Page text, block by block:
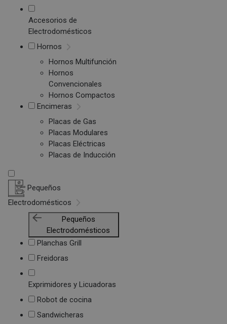
Accesorios de
Electrodomésticos
Hornos
Hornos Multifunción
Hornos
Convencionales
Hornos Compactos
Encimeras
Placas de Gas
Placas Modulares
Placas Eléctricas
Placas de Inducción
Pequeños
Electrodomésticos
Pequeños
Electrodomésticos
Planchas Grill
Freidoras
Exprimidores y Licuadoras
Robot de cocina
Sandwicheras